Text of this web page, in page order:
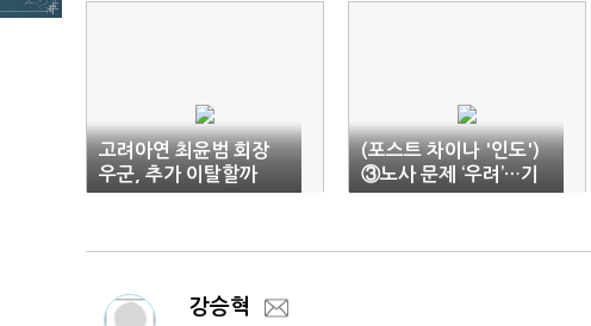
고려아연 최윤범 회장
우군, 추가 이탈할까
(포스트 차이나 '인도')
③노사 문제 ‘우려’…기
업들 ‘숙제’
강승혁